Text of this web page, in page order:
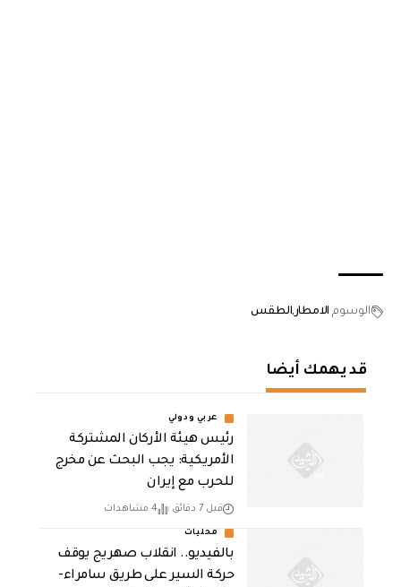
الوسوم الامطار الطقس
قد يهمك أيضا
عربي ودولي
رئيس هيئة الأركان المشتركة
الأمريكية: يجب البحث عن مخرج
للحرب مع إيران
قبل 7 دقائق 4 مشاهدات
محليات
بالفيديو.. انقلاب صهريج يوقف
حركة السير على طريق سامراء-